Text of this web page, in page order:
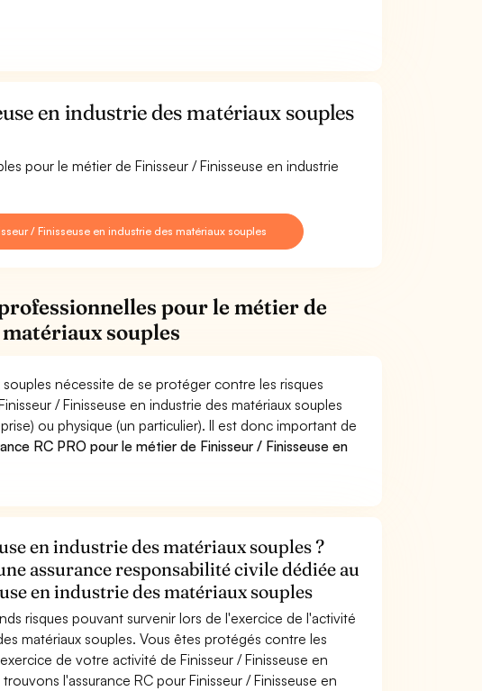
en industrie des matériaux souples
pour le métier de Finisseur / Finisseuse en industrie
/ Finisseuse en industrie des matériaux souples
pour le métier de
souples
nécessite de se protéger contre les risques
/ Finisseuse en industrie des matériaux souples
ou physique (un particulier). Il est donc important de
RC PRO pour le métier de Finisseur / Finisseuse en
en industrie des matériaux souples ?
assurance responsabilité civile dédiée au
en industrie des matériaux souples
risques pouvant survenir lors de l'exercice de l'activité
matériaux souples. Vous êtes protégés contre les
de votre activité de Finisseur / Finisseuse en
l'assurance RC pour Finisseur / Finisseuse en